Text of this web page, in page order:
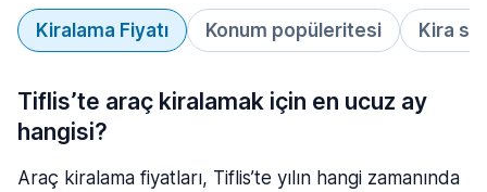
Kiralama Fiyatı Konum popüleritesi Kira
Tiflis’te araç kiralamak için en ucuz ay
hangisi?
Araç kiralama fiyatları, Tiflis’te yılın hangi zamanında